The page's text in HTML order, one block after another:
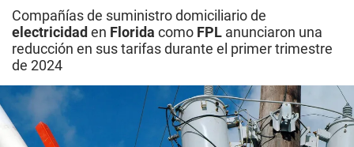
Compañías de suministro domiciliario de
electricidad en Florida como FPL anunciaron una
reducción en sus tarifas durante el primer trimestre
de 2024